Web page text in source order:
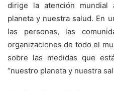
dirige la atención
planeta y nuestra salud. En
las personas, las
organizaciones de todo el
sobre las medidas que
“nuestro planeta y nuestra